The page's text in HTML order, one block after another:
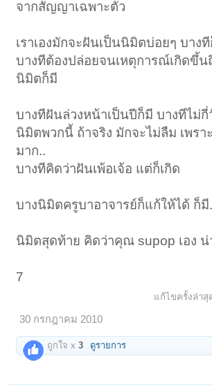
จากสัญญาเฉพาะตัว
เราเองมักจะฝันเป็นนิมิตบ่อยๆ บาง
บางทีต้องปล่อยจนเหตุการณ์เกิดขึ้น
นิมิตก็มี
บางทีฝันล่วงหน้าเป็นปีก็มี บางทีไม่กี่
นิมิตพวกนี้ ถ้าจริง มักจะไม่ลืม เพร
มาก..
บางทีคิดว่าฝันเพ้อเจ้อ แต่ก็เกิด
บางนิมิตครูบาอาจารย์ก็แก้ให้ได้ ก็มี
นิมิตสุดท้าย คิดว่าคุณ supop เอง น่
7
แก้ไขครั้งล่าสุ
30 กรกฎาคม 2010
ถูกใจ x3 ดูรายการ